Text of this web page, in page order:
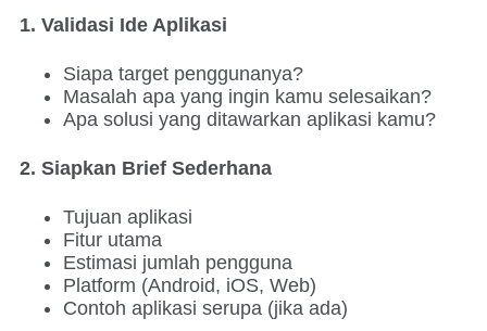
1. Validasi Ide Aplikasi
Siapa target penggunanya?
Masalah apa yang ingin kamu selesaikan?
Apa solusi yang ditawarkan aplikasi kamu?
2. Siapkan Brief Sederhana
Tujuan aplikasi
Fitur utama
Estimasi jumlah pengguna
Platform (Android, iOS, Web)
Contoh aplikasi serupa (jika ada)